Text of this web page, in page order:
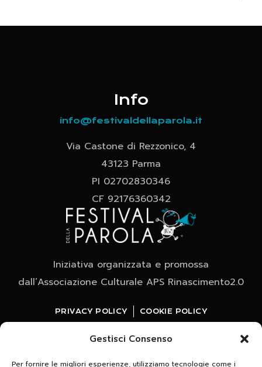
Gestisci Consenso
Per fornire le migliori esperienze, utilizziamo tecnologie come i
Info
info@festivaldellaparola.it
Via Castone di Rezzonico, 4
43123 Parma
PI 02702830346
CF 92176360342
Iniziativa organizzata e promossa
dall’Associazione Culturale APS Rinascimento2.0
PRIVACY POLICY COOKIE POLICY